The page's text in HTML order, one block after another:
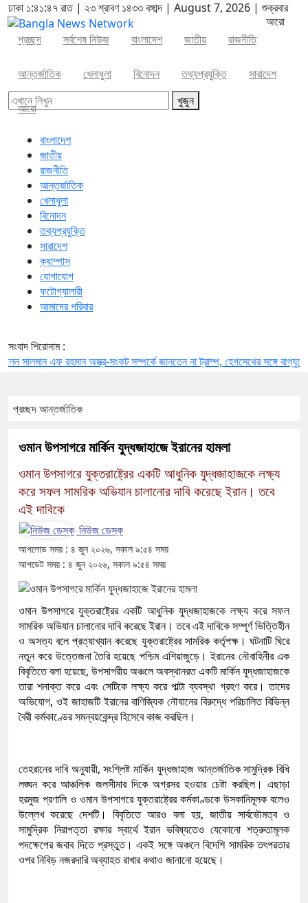
ঢাকা ১:৪১:৪৮ রাত| ২৩ শ্রাবণ ১৪৩৩ বঙ্গাব্দ | August 7, 2026 |শুক্রবার
প্রচ্ছদ সর্বশেষ নিউজ বাংলাদেশ জাতীয় রাজনীতি
আন্তর্জাতিক খেলাধুলা বিনোদন তথ্যপ্রযুক্তি সারাদেশ
আরো
আরো
খুজুন
বাংলাদেশ
জাতীয়
রাজনীতি
আন্তর্জাতিক
খেলাধুলা
বিনোদন
তথ্যপ্রযুক্তি
সারাদেশ
ক্যাম্পাস
যোগাযোগ
ফটোগ্যালারী
আমাদের পরিবার
সংবাদ শিরোনাম :
এফ রহমানঅস্ত্র-সংকট সম্পর্কে জানতেন না ট্রাম্প, হেগসেথের সঙ্গে বাগ্‌যুদ্ধে জড়ান
প্রচ্ছদআন্তর্জাতিক
ওমান উপসাগরে মার্কিন যুদ্ধজাহাজে ইরানের হামলা
ওমান উপসাগরে যুক্তরাষ্ট্রের একটি আধুনিক যুদ্ধজাহাজকে লক্ষ্য
করে সফল সামরিক অভিযান চালানোর দাবি করেছে ইরান। তবে
এই দাবিকে
নিউজ ডেস্ক
আপলোড সময় : ৪ জুন ২০২৬, সকাল ৯:৫৪ সময়
আপডেট সময় : ৪ জুন ২০২৬, সকাল ৯:৫৪ সময়
ওমান উপসাগরে যুক্তরাষ্ট্রের একটি আধুনিক যুদ্ধজাহাজকে লক্ষ্য করে সফল
সামরিক অভিযান চালানোর দাবি করেছে ইরান। তবে এই দাবিকে সম্পূর্ণ ভিত্তিহীন
ও অসত্য বলে প্রত্যাখ্যান করেছে যুক্তরাষ্ট্রের সামরিক কর্তৃপক্ষ। ঘটনাটি ঘিরে
নতুন করে উত্তেজনা তৈরি হয়েছে পশ্চিম এশিয়াজুড়ে। ইরানের নৌবাহিনীর এক
বিবৃতিতে বলা হয়েছে, উপসাগরীয় অঞ্চলে অবস্থানরত একটি মার্কিন যুদ্ধজাহাজকে
তারা শনাক্ত করে এবং সেটিকে লক্ষ্য করে পাল্টা ব্যবস্থা গ্রহণ করে। তাদের
অভিযোগ, ওই জাহাজটি ইরানের বাণিজ্যিক নৌযানের বিরুদ্ধে পরিচালিত বিভিন্ন
বৈরী কর্মকাণ্ডের সমন্বয়কেন্দ্র হিসেবে কাজ করছিল।
তেহরানের দাবি অনুযায়ী, সংশ্লিষ্ট মার্কিন যুদ্ধজাহাজ আন্তর্জাতিক সামুদ্রিক বিধি
লঙ্ঘন করে আঞ্চলিক জলসীমার দিকে অগ্রসর হওয়ার চেষ্টা করছিল। এছাড়া
হরমুজ প্রণালি ও ওমান উপসাগরে যুক্তরাষ্ট্রের কর্মকাণ্ডকে উসকানিমূলক বলেও
উল্লেখ করেছে দেশটি। বিবৃতিতে আরও বলা হয়, জাতীয় সার্বভৌমত্ব ও
সামুদ্রিক নিরাপত্তা রক্ষার স্বার্থে ইরান ভবিষ্যতেও যেকোনো শত্রুতামূলক
পদক্ষেপের জবাব দিতে প্রস্তুত। একই সঙ্গে অঞ্চলে বিদেশি সামরিক তৎপরতার
ওপর নিবিড় নজরদারি অব্যাহত রাখার কথাও জানানো হয়েছে।